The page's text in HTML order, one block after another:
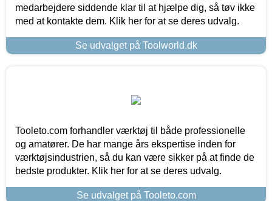
medarbejdere siddende klar til at hjælpe dig, så tøv ikke
med at kontakte dem. Klik her for at se deres udvalg.
Se udvalget på Toolworld.dk
Tooleto.com forhandler værktøj til både professionelle
og amatører. De har mange års ekspertise inden for
værktøjsindustrien, så du kan være sikker på at finde de
bedste produkter. Klik her for at se deres udvalg.
Se udvalget på Tooleto.com